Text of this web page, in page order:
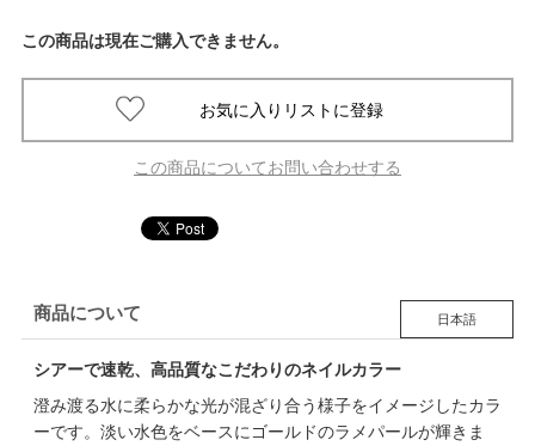
この商品は現在ご購入できません。
この商品についてお問い合わせする
商品について 日本語
シアーで速乾、高品質なこだわりのネイルカラー
澄み渡る水に柔らかな光が混ざり合う様子をイメージしたカラ
ーです。淡い水色をベースにゴールドのラメパールが輝きま